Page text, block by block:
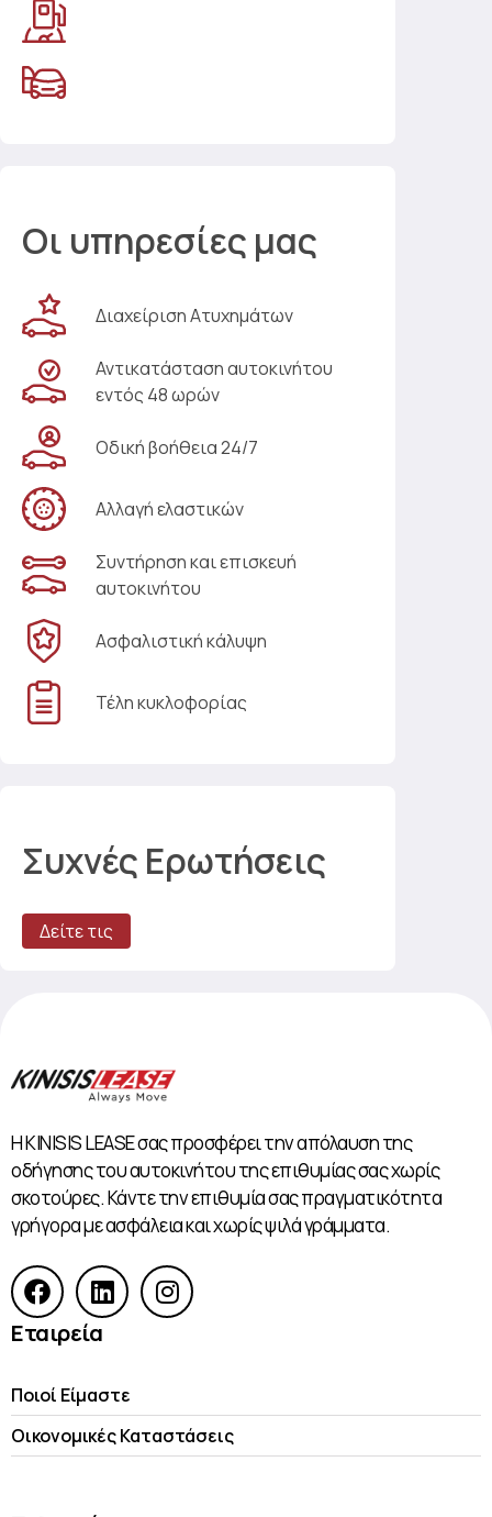
Οι υπηρεσίες μας
Διαχείριση Ατυχημάτων
Αντικατάσταση αυτοκινήτου
εντός 48 ωρών
Οδική βοήθεια 24/7
Αλλαγή ελαστικών
Συντήρηση και επισκευή
αυτοκινήτου
Ασφαλιστική κάλυψη
Τέλη κυκλοφορίας
Συχνές Ερωτήσεις
Δείτε τις
Η KINISIS LEASE σας προσφέρει την απόλαυση της
οδήγησης του αυτοκινήτου της επιθυμίας σας χωρίς
σκοτούρες. Κάντε την επιθυμία σας πραγματικότητα
γρήγορα με ασφάλεια και χωρίς ψιλά γράμματα.
Εταιρεία
Ποιοί Είμαστε
Οικονομικές Kαταστάσεις